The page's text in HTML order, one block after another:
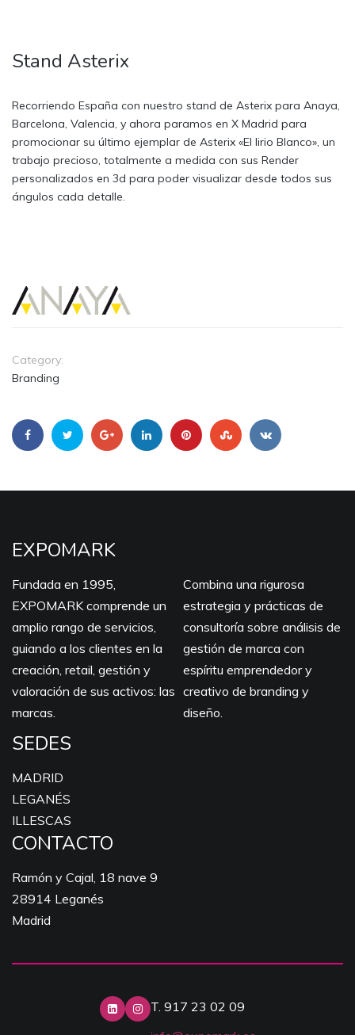
Stand Asterix
Recorriendo España con nuestro stand de Asterix para Anaya,
Barcelona, Valencia, y ahora paramos en X Madrid para
promocionar su último ejemplar de Asterix «El lirio Blanco», un
trabajo precioso, totalmente a medida con sus Render
personalizados en 3d para poder visualizar desde todos sus
ángulos cada detalle.
Category:
Branding
EXPOMARK
Fundada en 1995,
EXPOMARK comprende un
amplio rango de servicios,
guiando a los clientes en la
creación, retail, gestión y
valoración de sus activos: las
marcas.
Combina una rigurosa
estrategia y prácticas de
consultoría sobre análisis de
gestión de marca con
espíritu emprendedor y
creativo de branding y
diseño.
SEDES
MADRID
LEGANÉS
ILLESCAS
CONTACTO
Ramón y Cajal, 18 nave 9
28914 Leganés
Madrid
T. 917 23 02 09